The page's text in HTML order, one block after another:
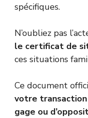
spécifiques.
N’oubliez pas
le certificat de
ces situations
Ce document
votre
gage ou